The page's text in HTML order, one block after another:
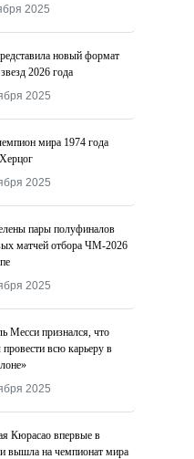
2025
новый формат
2026 года
2025
мира 1974 года
2025
пары полуфиналов
матчей отбора ЧМ-2026
2025
Месси признался, что
провести всю карьеру в
2025
Кюрасао впервые в
вышла на чемпионат мира